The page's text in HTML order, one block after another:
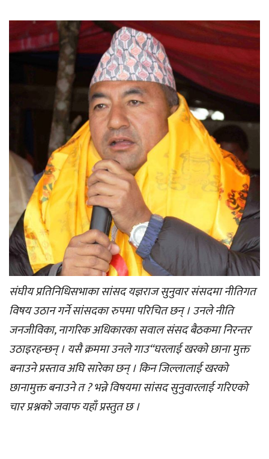
संघीय प्रतिनिधिसभाका सांसद यज्ञराज सुनुवार संसदमा नीतिगत
विषय उठान गर्ने सांसदका रुपमा परिचित छन् । उनले नीति
जनजीविका, नागरिक अधिकारका सवाल संसद बैठकमा निरन्तर
उठाइरहन्छन् । यसै क्रममा उनले गाउ“घरलाई खरको छाना मुक्त
बनाउने प्रस्ताव अघि सारेका छन् । किन जिल्लालाई खरको
छानामुक्त बनाउने त ? भन्ने विषयमा सांसद सुनुवारलाई गरिएको
चार प्रश्नको जवाफ यहाँ प्रस्तुत छ ।